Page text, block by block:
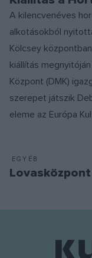
A kilencvenéves
alkotásokból
Kölcsey
kiállítás
Központ (DMK)
szerepet játszik
eleme az Európa
EGYÉB